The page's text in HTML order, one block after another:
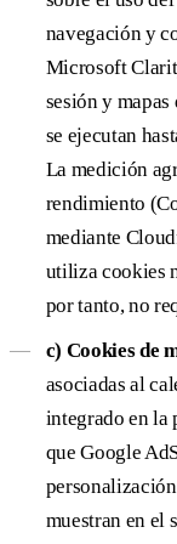
navegación y
Microsoft
sesión y mapas
se ejecutan
La medición
rendimiento
mediante
utiliza cookies
por tanto, no
c) Cookies de
asociadas al
integrado en la
que Google
muestran en el